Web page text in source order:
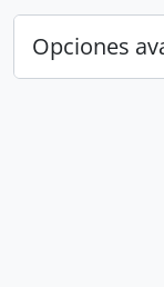
Opciones